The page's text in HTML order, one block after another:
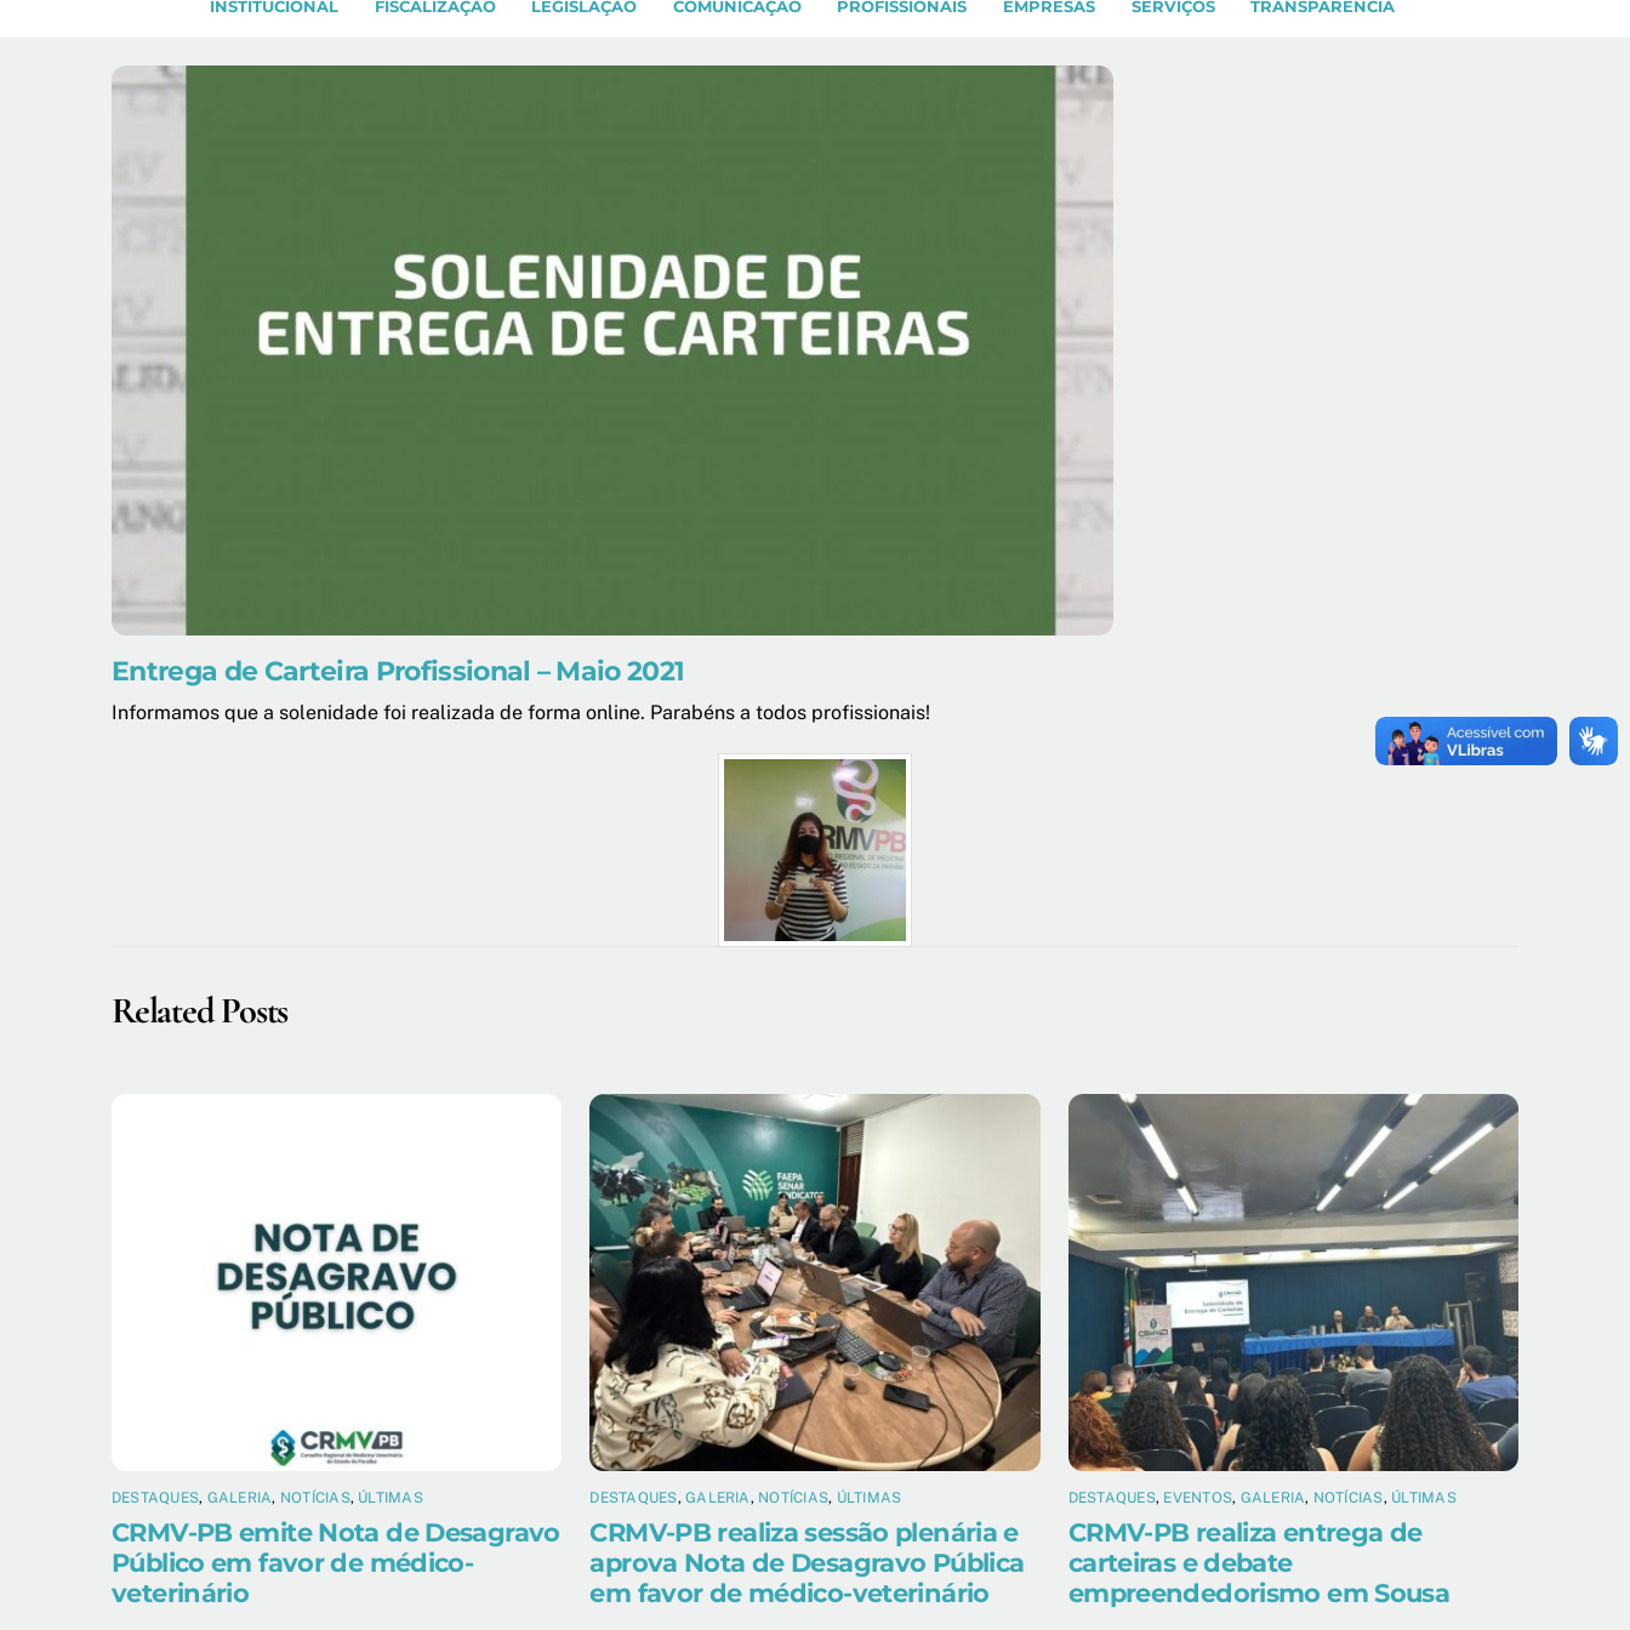
INSTITUCIONAL FISCALIZAÇÃO LEGISLAÇÃO COMUNICAÇÃO PROFISSIONAIS EMPRESAS SERVIÇOS TRANSPARÊNCIA
Entrega de Carteira Profissional – Maio 2021
Informamos que a solenidade foi realizada de forma online. Parabéns a todos profissionais!
Related Posts
DESTAQUES, GALERIA, NOTÍCIAS, ÚLTIMAS
CRMV-PB emite Nota de Desagravo
Público em favor de médico-
veterinário
DESTAQUES,GALERIA, NOTÍCIAS, ÚLTIMAS
CRMV-PB realiza sessão plenária e
aprova Nota de Desagravo Pública
em favor de médico-veterinário
DESTAQUES, EVENTOS, GALERIA, NOTÍCIAS, ÚLTIMAS
CRMV-PB realiza entrega de
carteiras e debate
empreendedorismo em Sousa